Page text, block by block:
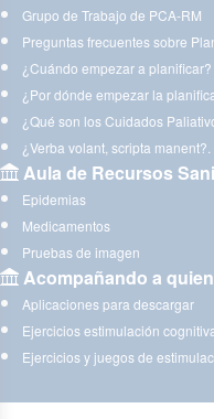
Grupo de Trabajo de PCA-RM
Preguntas frecuentes sobre
¿Cuándo empezar a planificar?
¿Por dónde empezar la
¿Qué son los Cuidados
¿Verba volant, scripta
Aula de Recursos
Epidemias
Medicamentos
Pruebas de imagen
Acompañando a
Aplicaciones para descargar
Ejercicios estimulación
Ejercicios y juegos de